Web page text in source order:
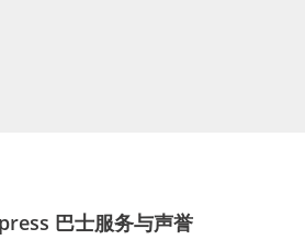
巴士服务与声誉